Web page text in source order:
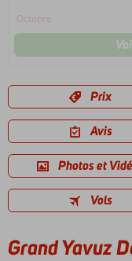
Octobre
Prix
Avis
Photos et
Vols
Grand Yavuz